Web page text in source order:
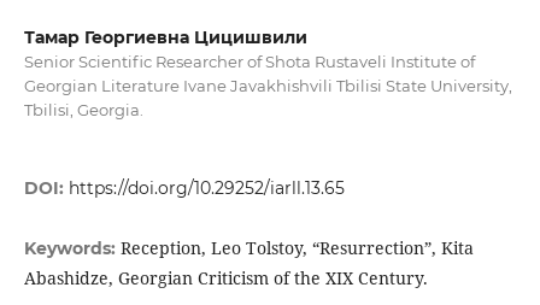
Тамар Георгиевна Цицишвили
Senior Scientific Researcher of Shota Rustaveli Institute of
Georgian Literature Ivane Javakhishvili Tbilisi State University,
Tbilisi, Georgia.
DOI: https://doi.org/10.29252/iarll.13.65
Keywords: Reception, Leo Tolstoy, “Resurrection”, Kita
Abashidze, Georgian Criticism of the XIX Century.